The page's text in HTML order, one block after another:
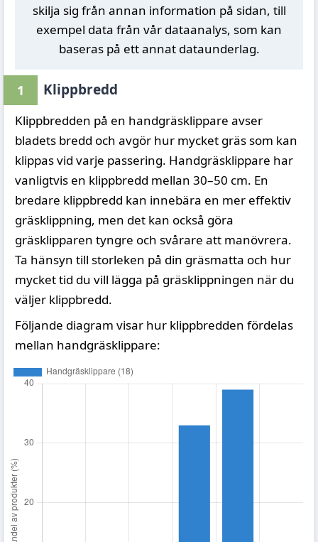
skilja sig från annan information på sidan, till
exempel data från vår dataanalys, som kan
baseras på ett annat dataunderlag.
1 Klippbredd
Klippbredden på en handgräsklippare avser
bladets bredd och avgör hur mycket gräs som kan
klippas vid varje passering. Handgräsklippare har
vanligtvis en klippbredd mellan 30–50 cm. En
bredare klippbredd kan innebära en mer effektiv
gräsklippning, men det kan också göra
gräsklipparen tyngre och svårare att manövrera.
Ta hänsyn till storleken på din gräsmatta och hur
mycket tid du vill lägga på gräsklippningen när du
väljer klippbredd.
Följande diagram visar hur klippbredden fördelas
mellan handgräsklippare: